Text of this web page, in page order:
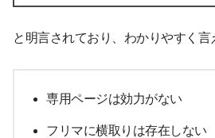
と明言されており、わかりやすく言
専用ページは効力がない
フリマに横取りは存在しない